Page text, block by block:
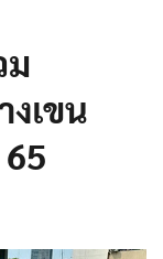
ม
เขน